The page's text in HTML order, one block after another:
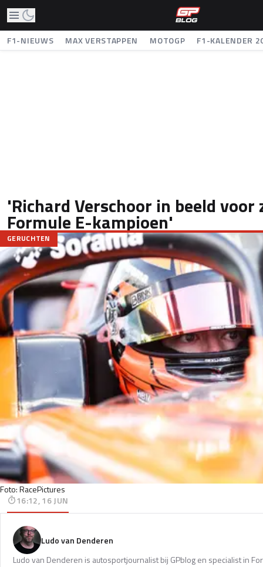
F1-NIEUWS MAX VERSTAPPEN MOTOGP F1-KALENDER
'Richard Verschoor in beeld voor
Formule E-kampioen'
Foto: RacePictures
GERUCHTEN
16:12, 16 JUN
Ludo van Denderen
Ludo van Denderen is autosportjournalist bij GPblog en specialist in